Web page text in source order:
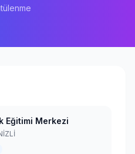
Eğitimi Merkezi